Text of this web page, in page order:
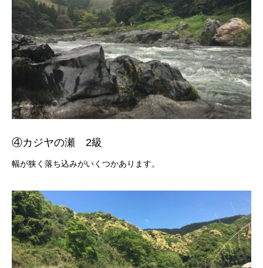
④カジヤの瀬 2級
幅が狭く落ち込みがいくつかあります。